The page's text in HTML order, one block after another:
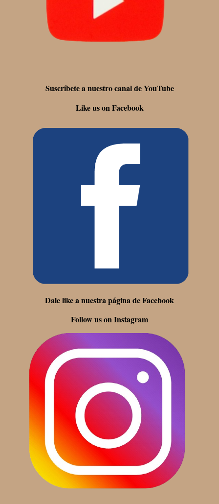
Suscríbete a nuestro canal de YouTube
Like us on Facebook
Dale like a nuestra página de Facebook
Follow us on Instagram